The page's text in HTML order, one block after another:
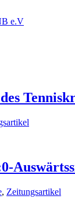
e.V
, Zeitungsartikel